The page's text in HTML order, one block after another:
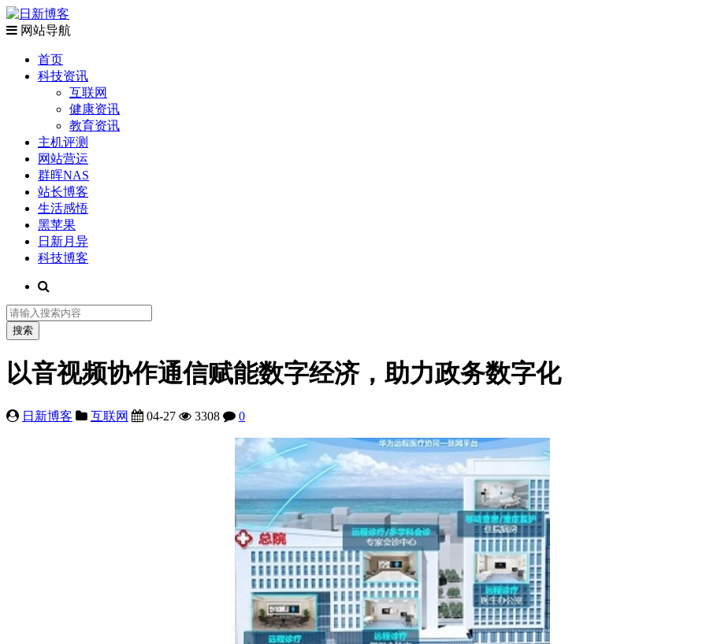
网站导航
首页
科技资讯
互联网
健康资讯
教育资讯
主机评测
网站营运
群晖NAS
站长博客
生活感悟
黑苹果
日新月异
科技博客
以音视频协作通信赋能数字经济，助力政务数字化
日新博客 互联网 04-27 3308 0